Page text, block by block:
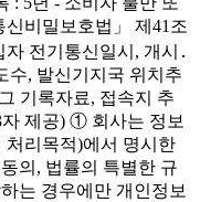
신비밀보호법」 제41조
전기통신일시, 개시․
수, 발신기지국 위치추
기록자료, 접속지 추
제공) ① 회사는 정보
처리목적)에서 명시한
의, 법률의 특별한 규
는 경우에만 개인정보